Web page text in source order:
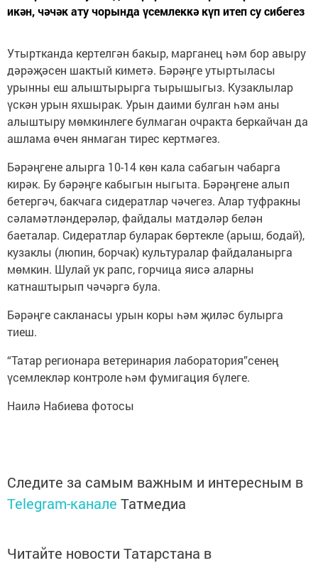
икән, чәчәк ату чорында үсемлеккә күп итеп су сибегез
Утыртканда кертелгән бакыр, марганец һәм бор авыру
дәрәҗәсен шактый киметә. Бәрәңге утыртыласы
урынны еш алыштырырга тырышыгыз. Кузаклылар
үскән урын яхшырак. Урын даими булган һәм аны
алыштыру мөмкинлеге булмаган очракта беркайчан да
ашлама өчен янмаган тирес кертмәгез.
Бәрәңгене алырга 10-14 көн кала сабагын чабарга
кирәк. Бу бәрәңге кабыгын ныгыта. Бәрәңгене алып
бетергәч, бакчага сидератлар чәчегез. Алар туфракны
сәламәтләндерәләр, файдалы матдәләр белән
баеталар. Сидератлар буларак бөртекле (арыш, бодай),
кузаклы (люпин, борчак) культуралар файдаланырга
мөмкин. Шулай ук рапс, горчица яисә аларны
катнаштырып чәчәргә була.
Бәрәңге сакланасы урын коры һәм җиләс булырга
тиеш.
“Татар регионара ветеринария лаборатория”сенең
үсемлекләр контроле һәм фумигация бүлеге.
Наилә Набиева фотосы
Следите за самым важным и интересным в
Telegram-канале Татмедиа
Читайте новости Татарстана в